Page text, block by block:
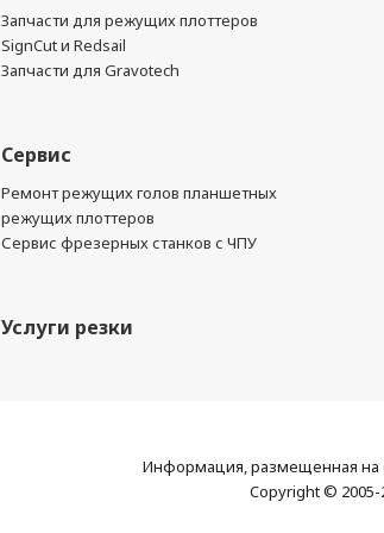
Запчасти для режущих плоттеров
SignCut и Redsail
Запчасти для Gravotech
Сервис
Ремонт режущих голов планшетных
режущих плоттеров
Сервис фрезерных станков с ЧПУ
Услуги резки
Информация, размещенная на
Copyright © 2005-